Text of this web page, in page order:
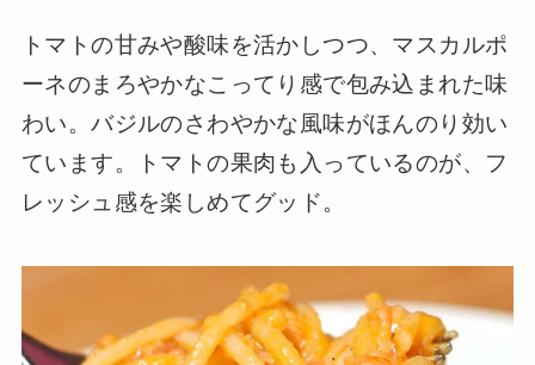
トマトの甘みや酸味を活かしつつ、マスカルポ
ーネのまろやかなこってり感で包み込まれた味
わい。バジルのさわやかな風味がほんのり効い
ています。トマトの果肉も入っているのが、フ
レッシュ感を楽しめてグッド。